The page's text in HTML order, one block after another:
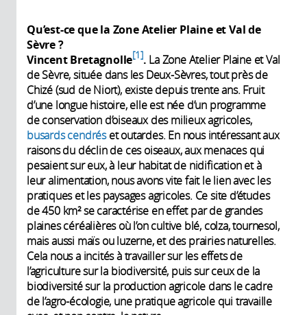
Qu’est-ce que la Zone Atelier Plaine et Val de
Sèvre ?
Vincent Bretagnolle 1 . La Zone Atelier Plaine et Val
de Sèvre, située dans les Deux-Sèvres, tout près de
Chizé (sud de Niort), existe depuis trente ans. Fruit
d’une longue histoire, elle est née d’un programme
de conservation d’oiseaux des milieux agricoles,
busards cendréset outardes. En nous intéressant aux
raisons du déclin de ces oiseaux, aux menaces qui
pesaient sur eux, à leur habitat de nidification et à
leur alimentation, nous avons vite fait le lien avec les
pratiques et les paysages agricoles. Ce site d’études
de 450 km² se caractérise en effet par de grandes
plaines céréalières où l’on cultive blé, colza, tournesol,
mais aussi maïs ou luzerne, et des prairies naturelles.
Cela nous a incités à travailler sur les effets de
l’agriculture sur la biodiversité, puis sur ceux de la
biodiversité sur la production agricole dans le cadre
de l’agro-écologie, une pratique agricole qui travaille